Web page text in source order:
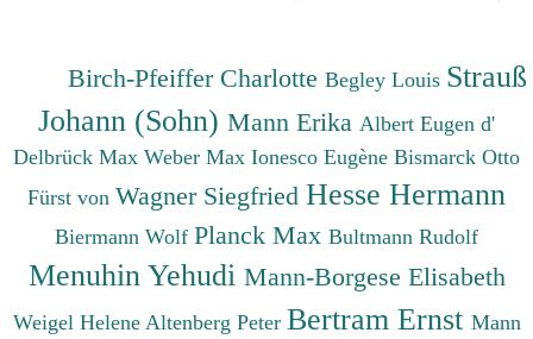
Birch-Pfeiffer CharlotteBegley Louis Strauß
Johann (Sohn) Mann Erika Albert Eugen d'
Delbrück Max Weber Max Ionesco Eugène Bismarck Otto
Fürst von Wagner Siegfried Hesse Hermann
Biermann Wolf Planck Max Bultmann Rudolf
Menuhin Yehudi Mann-Borgese Elisabeth
Weigel Helene Altenberg Peter Bertram Ernst Mann